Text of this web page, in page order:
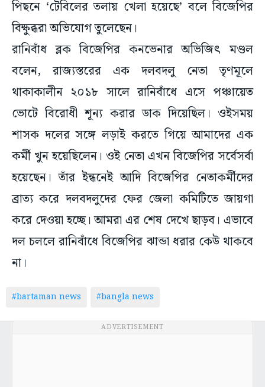
পিছনে ‘টেবিলের তলায় খেলা হয়েছে’ বলে বিজেপির
বিক্ষুব্ধরা অভিযোগ তুলেছেন।
রানিবাঁধ ব্লক বিজেপির কনভেনার অভিজিৎ মণ্ডল
বলেন, রাজ্যস্তরের এক দলবদলু নেতা তৃণমূলে
থাকাকালীন ২০১৮ সালে রানিবাঁধে এসে পঞ্চায়েত
ভোটে বিরোধী শূন্য করার ডাক দিয়েছিল। ওইসময়
শাসক দলের সঙ্গে লড়াই করতে গিয়ে আমাদের এক
কর্মী খুন হয়েছিলেন। ওই নেতা এখন বিজেপির সর্বেসর্বা
হয়েছেন। তাঁর ইন্ধনেই আদি বিজেপির নেতাকর্মীদের
ব্রাত্য করে দলবদলুদের ফের জেলা কমিটিতে জায়গা
করে দেওয়া হচ্ছে। আমরা এর শেষ দেখে ছাড়ব। এভাবে
দল চললে রানিবাঁধে বিজেপির ঝান্ডা ধরার কেউ থাকবে
না।
#bartaman news #bangla news
ADVERTISEMENT